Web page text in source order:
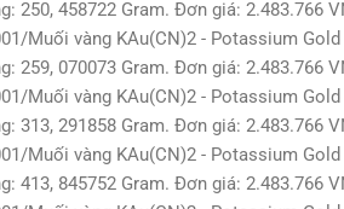
250, 458722 Gram. Đơn giá: 2.483.766
Muối vàng KAu(CN)2 - Potassium
259, 070073 Gram. Đơn giá: 2.483.766
Muối vàng KAu(CN)2 - Potassium
313, 291858 Gram. Đơn giá: 2.483.766
Muối vàng KAu(CN)2 - Potassium
413, 845752 Gram. Đơn giá: 2.483.766